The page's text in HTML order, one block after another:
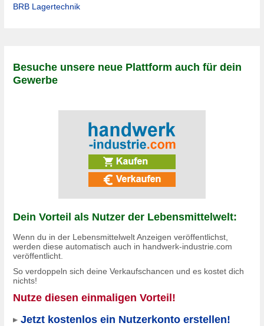
BRB Lagertechnik
Besuche unsere neue Plattform auch für dein
Gewerbe
Dein Vorteil als Nutzer der Lebensmittelwelt:
Wenn du in der Lebensmittelwelt Anzeigen veröffentlichst,
werden diese automatisch auch in handwerk-industrie.com
veröffentlicht.
So verdoppeln sich deine Verkaufschancen und es kostet dich
nichts!
Nutze diesen einmaligen Vorteil!
Jetzt kostenlos ein Nutzerkonto erstellen!